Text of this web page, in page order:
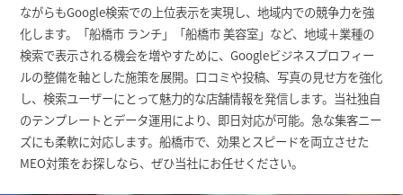
ながらもGoogle検索での上位表示を実現し、地域内での競争力を強
化します。「船橋市 ランチ」「船橋市 美容室」など、地域＋業種の
検索で表示される機会を増やすために、Googleビジネスプロフィー
ルの整備を軸とした施策を展開。口コミや投稿、写真の見せ方を強化
し、検索ユーザーにとって魅力的な店舗情報を発信します。当社独自
のテンプレートとデータ運用により、即日対応が可能。急な集客ニー
ズにも柔軟に対応します。船橋市で、効果とスピードを両立させた
MEO対策をお探しなら、ぜひ当社にお任せください。